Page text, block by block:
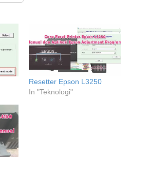
Resetter Epson L3250
In "Teknologi"